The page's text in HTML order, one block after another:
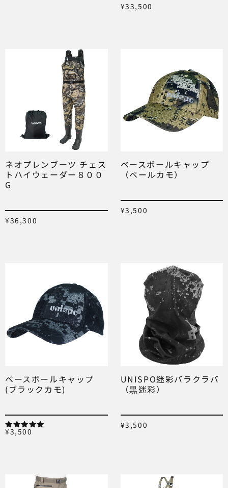
¥33,500
ネオプレンブーツ チェス
トハイウェーダー８００
G
¥36,300
ベースボールキャップ
（ベールカモ）
¥3,500
ベースボールキャップ
(ブラックカモ)
5段階中
¥3,500
UNISPO迷彩バラクラバ
（黒迷彩）
¥3,500